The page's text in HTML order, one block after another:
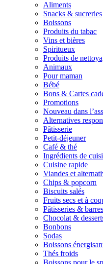
Aliments
Snacks & sucreries
Boissons
Produits du tabac
Vins et bières
Spiritueux
Produits de
Animaux
Pour maman
Bébé
Bons & Cartes
Promotions
Nouveau dans
Alternatives
Pâtisserie
Petit-déjeuner
Café & thé
Ingrédients de
Cuisine rapide
Viandes et
Chips & popcorn
Biscuits salés
Fruits secs et à
Pâtisseries & barres
Chocolat &
Bonbons
Sodas
Boissons
Thés froids
Boissons pour le